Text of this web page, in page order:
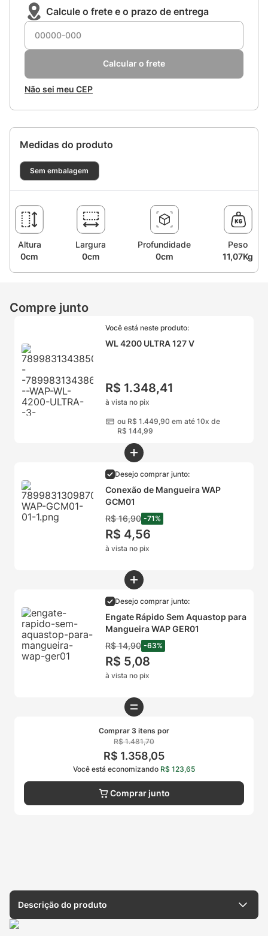
Calcule o frete e o prazo de entrega
Calcular o frete
Não sei meu CEP
Medidas do produto
Sem embalagem
Altura
0cm
Largura
0cm
Profundidade
0cm
Peso
11,07Kg
Compre junto
Você está neste produto:
WL 4200 ULTRA 127 V
R$ 1.348,41
à vista no pix
ou R$ 1.449 90 em até 10x de
R$ 144 99
Desejo comprar junto:
Conexão de Mangueira WAP
GCM01
R$ 16,90 -71%
R$ 4,56
à vista no pix
Desejo comprar junto:
Engate Rápido Sem Aquastop para
Mangueira WAP GER01
R$ 14,90 -63%
R$ 5,08
à vista no pix
Comprar 3 itens por
R$ 1.481,70
R$ 1.358,05
Você está economizando R$ 123,65
Comprar junto
Descrição do produto